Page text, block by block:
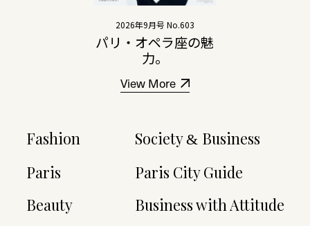
2026年9月号 No.603
パリ・オペラ座の魅
力。
View More
Fashion
Paris
Beauty
Society& Business
Paris City Guide
Business with Attitude